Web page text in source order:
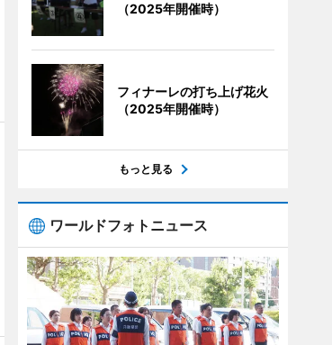
（2025年開催時）
フィナーレの打ち上げ花火
（2025年開催時）
もっと見る
ワールドフォトニュース